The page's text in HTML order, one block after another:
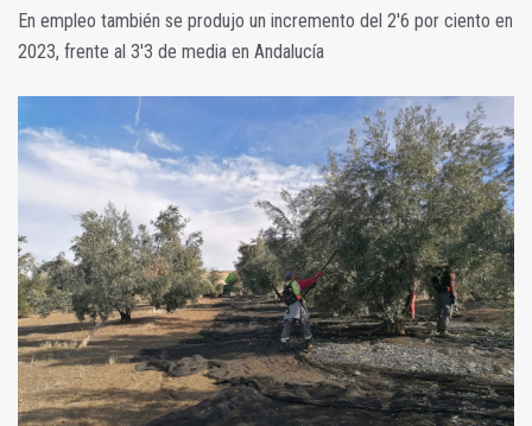
En empleo también se produjo un incremento del 2'6 por ciento en
2023, frente al 3'3 de media en Andalucía